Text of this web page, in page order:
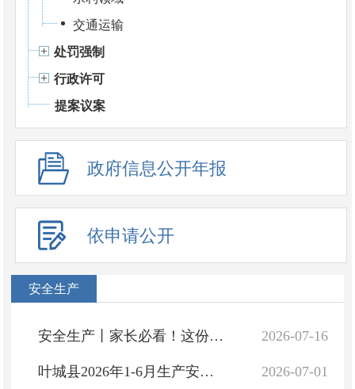
交通运输
处罚强制
行政许可
提案议案
政府信息公开年报
依申请公开
安全生产
2026-07-16
安全生产丨家长必看！这份孩子暑期安全提示请收好
2026-07-01
叶城县2026年1-6月生产安全事故情况